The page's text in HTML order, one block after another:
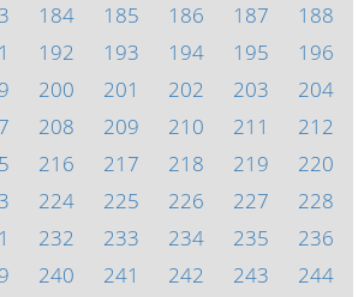
184 185 186 187
188
192 193 194 195
196
200 201 202 203
204
208 209 210 211
212
216 217 218 219
220
224 225 226 227
228
232 233 234 235
236
240 241 242 243
244